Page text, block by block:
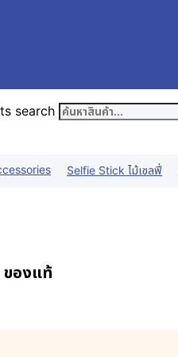
search
Selfie Stick ไม้เซลฟี่
ของแท้